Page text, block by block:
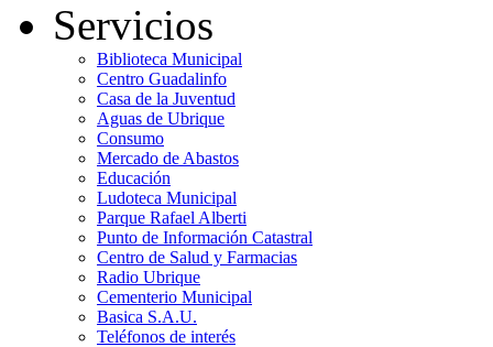
Servicios
Biblioteca Municipal
Centro Guadalinfo
Casa de la Juventud
Aguas de Ubrique
Consumo
Mercado de Abastos
Educación
Ludoteca Municipal
Parque Rafael Alberti
Punto de Información Catastral
Centro de Salud y Farmacias
Radio Ubrique
Cementerio Municipal
Basica S.A.U.
Teléfonos de interés